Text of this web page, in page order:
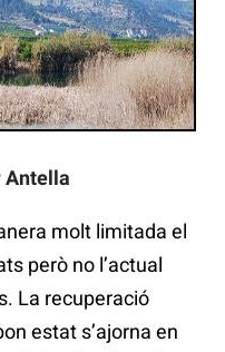
Antella
molt limitada el
però no l’actual
La recuperació
estat s’ajorna en